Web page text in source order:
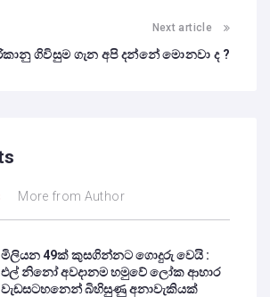
Next article
ගිවිසුම ගැන අපි දන්නේ මොනවා ද ?
More from Author
මිලියන 49ක් කුසගින්නට ගොදුරු වෙයි :
එල් නිනෝ අවදානම හමුවේ ලෝක ආහාර
වැඩසටහනෙන් බිහිසුණු අනාවැකියක්